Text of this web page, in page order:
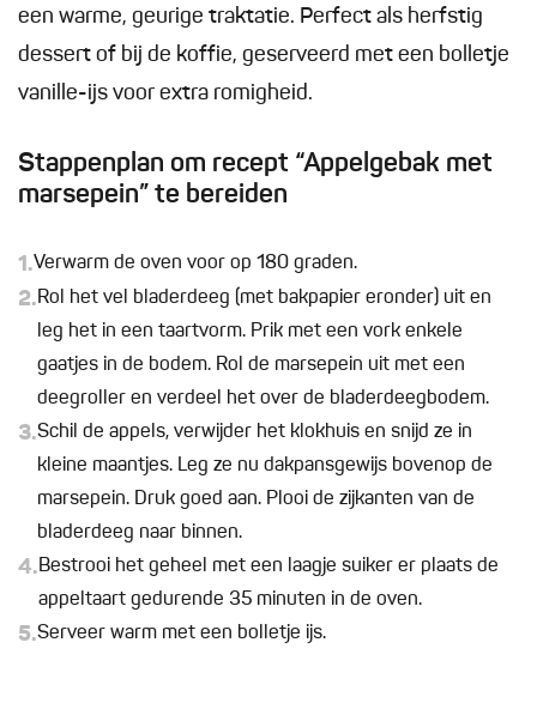
een warme, geurige traktatie. Perfect als herfstig
dessert of bij de koffie, geserveerd met een bolletje
vanille-ijs voor extra romigheid.
Stappenplan om recept “Appelgebak met
marsepein” te bereiden
1.Verwarm de oven voor op 180 graden.
2.Rol het vel bladerdeeg (met bakpapier eronder) uit en
leg het in een taartvorm. Prik met een vork enkele
gaatjes in de bodem. Rol de marsepein uit met een
deegroller en verdeel het over de bladerdeegbodem.
3.Schil de appels, verwijder het klokhuis en snijd ze in
kleine maantjes. Leg ze nu dakpansgewijs bovenop de
marsepein. Druk goed aan. Plooi de zijkanten van de
bladerdeeg naar binnen.
4.Bestrooi het geheel met een laagje suiker er plaats de
appeltaart gedurende 35 minuten in de oven.
5.Serveer warm met een bolletje ijs.